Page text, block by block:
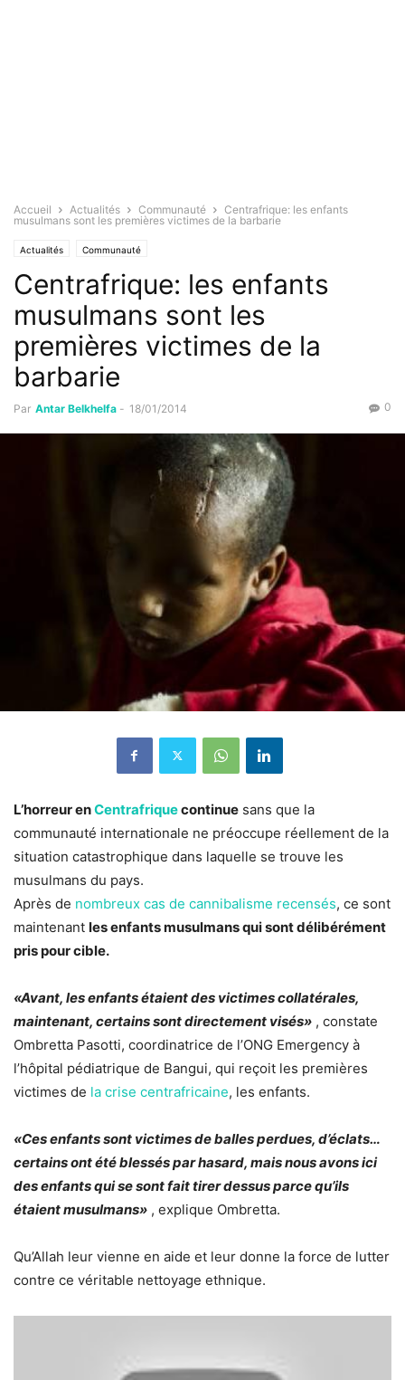
Accueil Actualités Communauté
Centrafrique: les enfants
musulmans sont les premières victimes de la barbarie
Actualités Communauté
Centrafrique: les enfants
musulmans sont les
premières victimes de la
barbarie
Par Antar Belkhelfa - 18/01/2014 0
L’horreur enCentrafriquecontinue sans que la
communauté internationale ne préoccupe réellement de la
situation catastrophique dans laquelle se trouve les
musulmans du pays.
Après de nombreux cas de cannibalisme recensés, ce sont
maintenant les enfants musulmans qui sont délibérément
pris pour cible.
«Avant, les enfants étaient des victimes collatérales,
maintenant, certains sont directement visés» , constate
Ombretta Pasotti, coordinatrice de l’ONG Emergency à
l’hôpital pédiatrique de Bangui, qui reçoit les premières
victimes de la crise centrafricaine, les enfants.
«Ces enfants sont victimes de balles perdues, d’éclats…
certains ont été blessés par hasard, mais nous avons ici
des enfants qui se sont fait tirer dessus parce qu’ils
étaient musulmans» , explique Ombretta.
Qu’Allah leur vienne en aide et leur donne la force de lutter
contre ce véritable nettoyage ethnique.